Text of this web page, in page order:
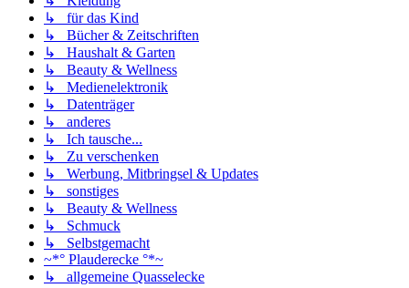
↳ für das Kind
↳ Bücher & Zeitschriften
↳ Haushalt & Garten
↳ Beauty & Wellness
↳ Medienelektronik
↳ Datenträger
↳ anderes
↳ Ich tausche...
↳ Zu verschenken
↳ Werbung, Mitbringsel & Updates
↳ sonstiges
↳ Beauty & Wellness
↳ Schmuck
↳ Selbstgemacht
~*° Plauderecke °*~
↳ allgemeine Quasselecke